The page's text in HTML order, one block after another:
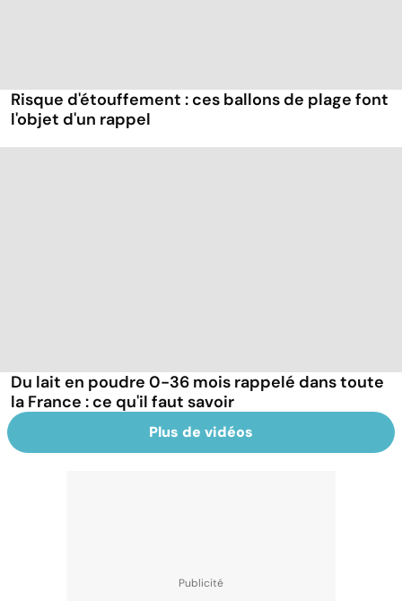
Risque d'étouffement : ces ballons de plage font
l'objet d'un rappel
Du lait en poudre 0-36 mois rappelé dans toute
la France : ce qu'il faut savoir
Plus de vidéos